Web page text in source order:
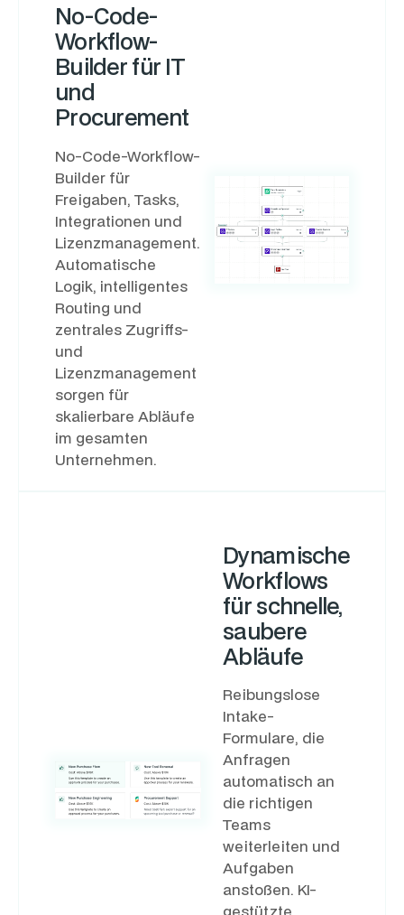
No-Code-
Workflow-
Builder für IT
und
Procurement
No-Code-Workflow-
Builder für
Freigaben, Tasks,
Integrationen und
Lizenzmanagement.
Automatische
Logik, intelligentes
Routing und
zentrales Zugriffs-
und
Lizenzmanagement
sorgen für
skalierbare Abläufe
im gesamten
Unternehmen.
Dynamische
Workflows
für schnelle,
saubere
Abläufe
Reibungslose
Intake-
Formulare, die
Anfragen
automatisch an
die richtigen
Teams
weiterleiten und
Aufgaben
anstoßen. KI-